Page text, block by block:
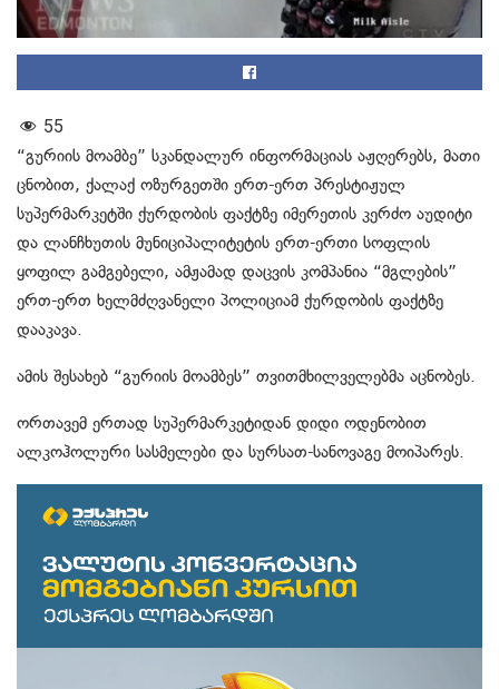
55
“გურიის მოამბე” სკანდალურ ინფორმაციას აჟღერებს, მათი
ცნობით, ქალაქ ოზურგეთში ერთ-ერთ პრესტიჟულ
სუპერმარკეტში ქურდობის ფაქტზე იმერეთის კერძო აუდიტი
და ლანჩხუთის მუნიციპალიტეტის ერთ-ერთი სოფლის
ყოფილ გამგებელი, ამჟამად დაცვის კომპანია “მგლების”
ერთ-ერთ ხელმძღვანელი პოლიციამ ქურდობის ფაქტზე
დააკავა.
ამის შესახებ “გურიის მოამბეს” თვითმხილველებმა აცნობეს.
ორთავემ ერთად სუპერმარკეტიდან დიდი ოდენობით
ალკოჰოლური სასმელები და სურსათ-სანოვაგე მოიპარეს.